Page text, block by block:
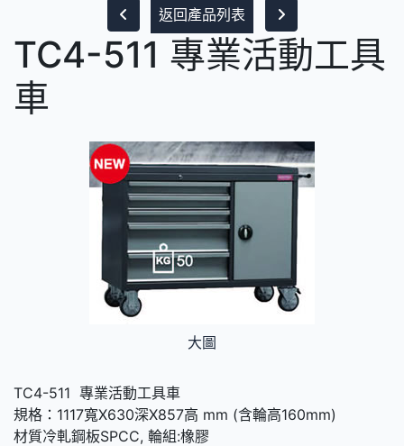
返回產品列表
TC4-511 專業活動工具
車
大圖
TC4-511 專業活動工具車
規格：1117寬X630深X857高 mm (含輪高160mm)
材質冷軋鋼板SPCC, 輪組:橡膠